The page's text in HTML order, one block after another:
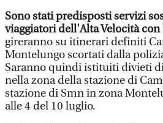
Sono stati predisposti servizi
viaggiatori dell'Alta Velocità con
gireranno su itinerari definiti
Montelungo scortati dalla
Saranno quindi istituiti divieti
nella zona della stazione di
stazione di Smn in zona
alle 4 del 10 luglio.